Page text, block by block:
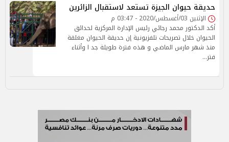
حديقة حيوان الجيزة تستعد لاستقبال الزائرين
الإثنين 03/أغسطس/2020 - 03:47 م
أكد الدكتور محمد رجائي رئيس الإدارة المركزية لحدائق
الحيوان خلال تصريحات تلفزيونية إن حديقة الحيوان مغلقة
منذ شهر مارس الماضي و هذه فترة طويلة جد ا وأثناء
فتر…